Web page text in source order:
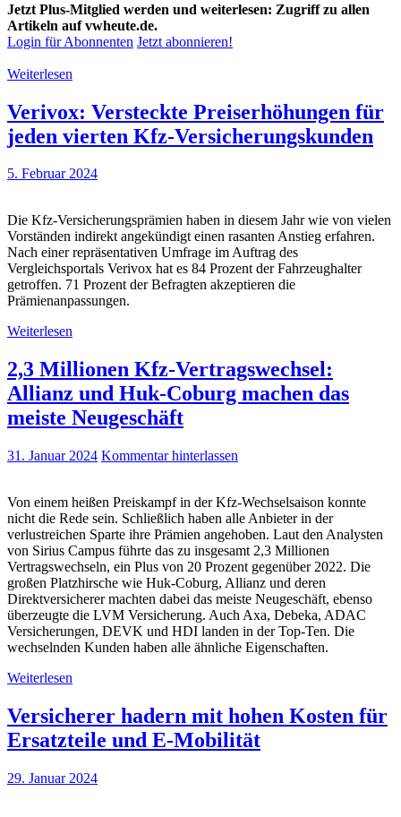
Jetzt Plus-Mitglied werden und weiterlesen: Zugriff zu allen
Artikeln auf vwheute.de.
Login für Abonnenten Jetzt abonnieren!
Weiterlesen
Verivox: Versteckte Preiserhöhungen für
jeden vierten Kfz-Versicherungskunden
5. Februar 2024
Die Kfz-Versicherungsprämien haben in diesem Jahr wie von vielen
Vorständen indirekt angekündigt einen rasanten Anstieg erfahren.
Nach einer repräsentativen Umfrage im Auftrag des
Vergleichsportals Verivox hat es 84 Prozent der Fahrzeughalter
getroffen. 71 Prozent der Befragten akzeptieren die
Prämienanpassungen.
Weiterlesen
2,3 Millionen Kfz-Vertragswechsel:
Allianz und Huk-Coburg machen das
meiste Neugeschäft
31. Januar 2024 Kommentar hinterlassen
Von einem heißen Preiskampf in der Kfz-Wechselsaison konnte
nicht die Rede sein. Schließlich haben alle Anbieter in der
verlustreichen Sparte ihre Prämien angehoben. Laut den Analysten
von Sirius Campus führte das zu insgesamt 2,3 Millionen
Vertragswechseln, ein Plus von 20 Prozent gegenüber 2022. Die
großen Platzhirsche wie Huk-Coburg, Allianz und deren
Direktversicherer machten dabei das meiste Neugeschäft, ebenso
überzeugte die LVM Versicherung. Auch Axa, Debeka, ADAC
Versicherungen, DEVK und HDI landen in der Top-Ten. Die
wechselnden Kunden haben alle ähnliche Eigenschaften.
Weiterlesen
Versicherer hadern mit hohen Kosten für
Ersatzteile und E-Mobilität
29. Januar 2024